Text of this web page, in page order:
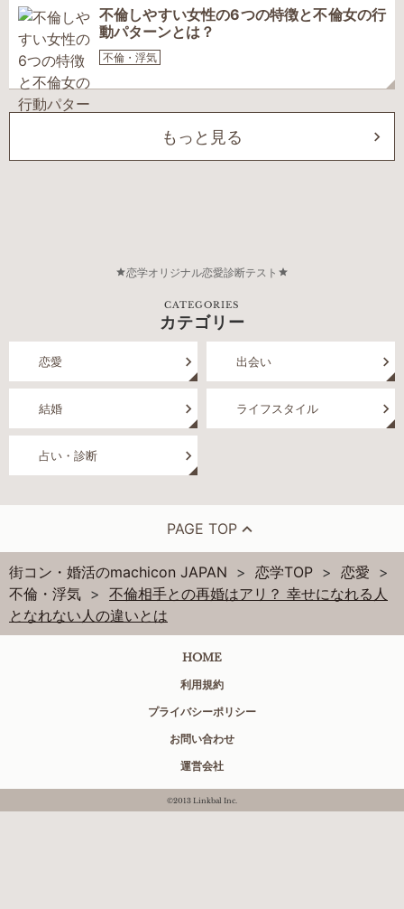
不倫しやすい女性の6つの特徴と不倫女の行
動パターンとは？
不倫・浮気
もっと見る
恋学オリジナル恋愛診断テスト
CATEGORIES
カテゴリー
恋愛 出会い
結婚 ライフスタイル
占い・診断
PAGE TOP
街コン・婚活のmachicon JAPAN 恋学TOP
恋愛
不倫・浮気
不倫相手との再婚はアリ？ 幸せになれる人
となれない人の違いとは
HOME
利用規約
プライバシーポリシー
お問い合わせ
運営会社
©2013 Linkbal Inc.